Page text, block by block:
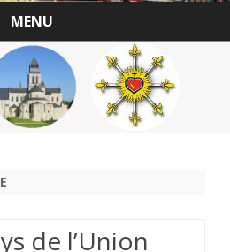
MENU
Skip
to
content
de l’Union